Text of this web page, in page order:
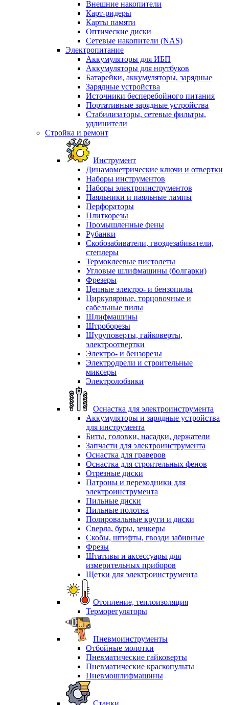
Внешние накопители
Карт-ридеры
Карты памяти
Оптические диски
Сетевые накопители (NAS)
Электропитание
Аккумуляторы для ИБП
Аккумуляторы для ноутбуков
Батарейки, аккумуляторы, зарядные
Зарядные устройства
Источники бесперебойного питания
Портативные зарядные устройства
Стабилизаторы, сетевые фильтры,
удлинители
Стройка и ремонт
Инструмент
Динамометрические ключи и отвертки
Наборы инструментов
Наборы электроинструментов
Паяльники и паяльные лампы
Перфораторы
Плиткорезы
Промышленные фены
Рубанки
Скобозабиватели, гвоздезабиватели,
степлеры
Термоклеевые пистолеты
Угловые шлифмашины (болгарки)
Фрезеры
Цепные электро- и бензопилы
Циркулярные, торцовочные и
сабельные пилы
Шлифмашины
Штроборезы
Шуруповерты, гайковерты,
электроотвертки
Электро- и бензорезы
Электродрели и строительные
миксеры
Электролобзики
Оснастка для электроинструмента
Аккумуляторы и зарядные устройства
для инструмента
Биты, головки, насадки, держатели
Запчасти для электроинструмента
Оснастка для граверов
Оснастка для строительных фенов
Отрезные диски
Патроны и переходники для
электроинструмента
Пильные диски
Пильные полотна
Полировальные круги и диски
Сверла, буры, зенкеры
Скобы, штифты, гвозди забивные
Фрезы
Штативы и аксессуары для
измерительных приборов
Щетки для электроинструмента
Отопление, теплоизоляция
Терморегуляторы
Пневмоинструменты
Отбойные молотки
Пневматические гайковерты
Пневматические краскопульты
Пневмошлифмашины
Станки